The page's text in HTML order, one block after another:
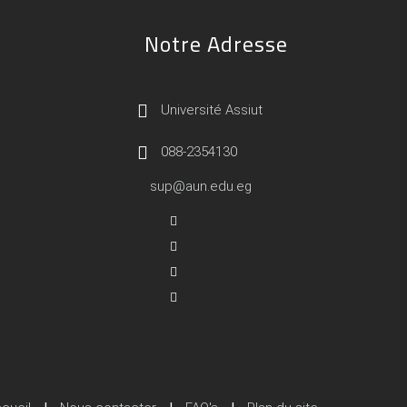
Notre Adresse
Université Assiut
088-2354130
sup@aun.edu.eg